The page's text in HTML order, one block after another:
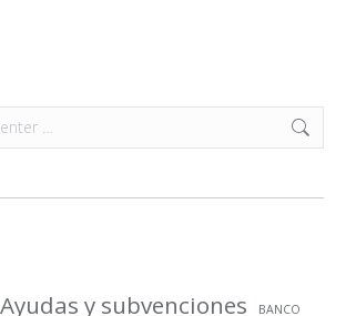
Ayudas y subvenciones BANCO